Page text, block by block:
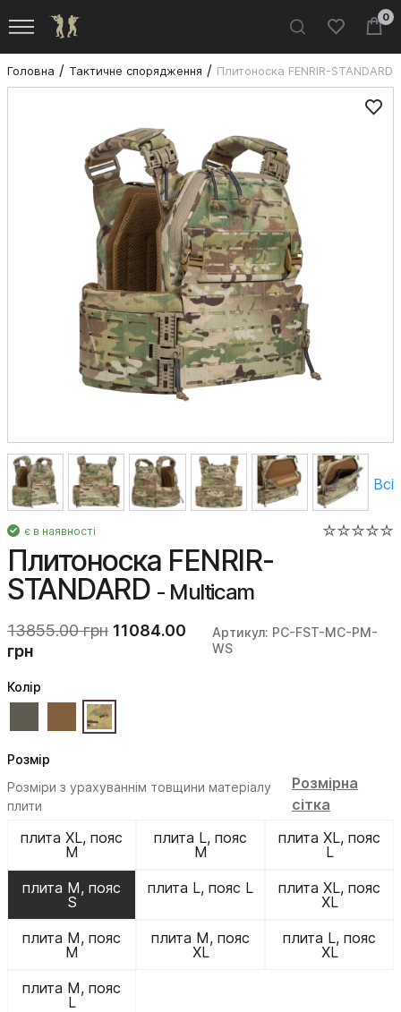
0
Головна Тактичне спорядження Плитоноска FENRIR-STANDARD
Всі
є в наявності
Плитоноска FENRIR-
STANDARD - Multicam
13855.00 грн 11084.00
грн
Артикул: PC-FST-MC-PM-
WS
Колiр
Розмір
Розміри з урахуваннім товщини матеріалу
плити
Розмірна
сітка
плита XL, пояс
M
плита L, пояс
M
плита XL, пояс
L
плита M, пояс
S
плита L, пояс L
плита XL, пояс
XL
плита M, пояс
M
плита M, пояс
XL
плита L, пояс
XL
плита M, пояс
L